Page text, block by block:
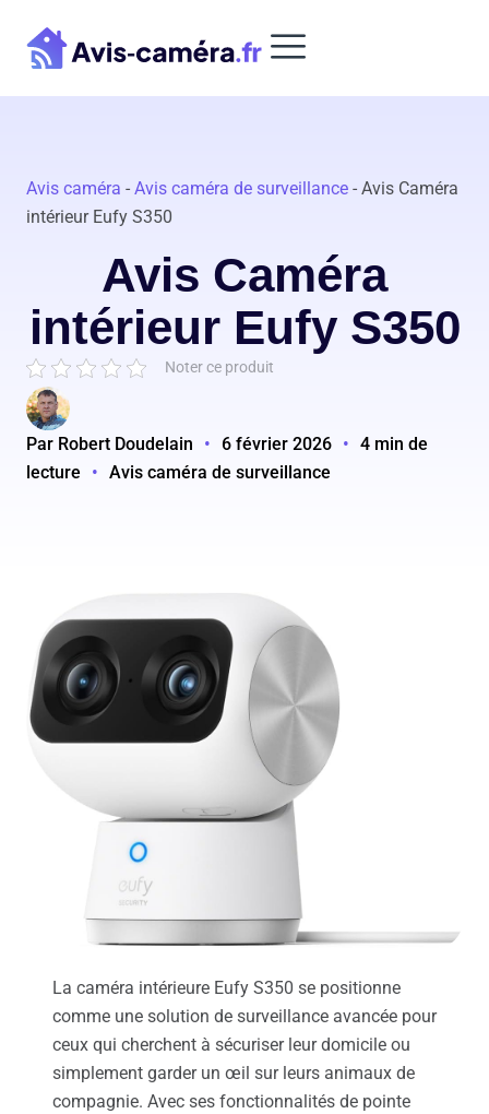
contenu
Avis caméra - Avis caméra de surveillance - Avis Caméra
intérieur Eufy S350
Avis Caméra
intérieur Eufy S350
Noter ce produit
Par Robert Doudelain • 6 février 2026 • 4 min de
lecture
• Avis caméra de surveillance
La caméra intérieure Eufy S350 se positionne
comme une solution de surveillance avancée pour
ceux qui cherchent à sécuriser leur domicile ou
simplement garder un œil sur leurs animaux de
compagnie. Avec ses fonctionnalités de pointe